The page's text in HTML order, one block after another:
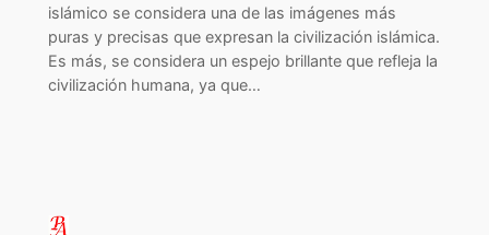
islámico se considera una de las imágenes más
puras y precisas que expresan la civilización islámica.
Es más, se considera un espejo brillante que refleja la
civilización humana, ya que…